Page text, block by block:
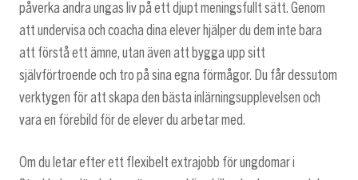
påverka andra ungas liv på ett djupt meningsfullt sätt. Genom
att undervisa och coacha dina elever hjälper du dem inte bara
att förstå ett ämne, utan även att bygga upp sitt
självförtroende och tro på sina egna förmågor. Du får dessutom
verktygen för att skapa den bästa inlärningsupplevelsen och
vara en förebild för de elever du arbetar med.
Om du letar efter ett flexibelt extrajobb för ungdomar i